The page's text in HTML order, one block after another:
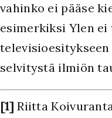
vahinko ei pääse
esimerkiksi Ylen
selvitystä ilmiön
[1] Riitta